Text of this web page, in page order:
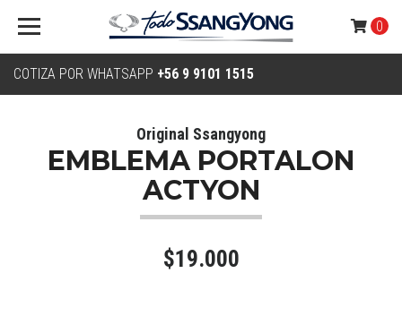
COTIZA POR WHATSAPP +56 9 9101 1515
0
Original Ssangyong
EMBLEMA PORTALON
ACTYON
$19.000